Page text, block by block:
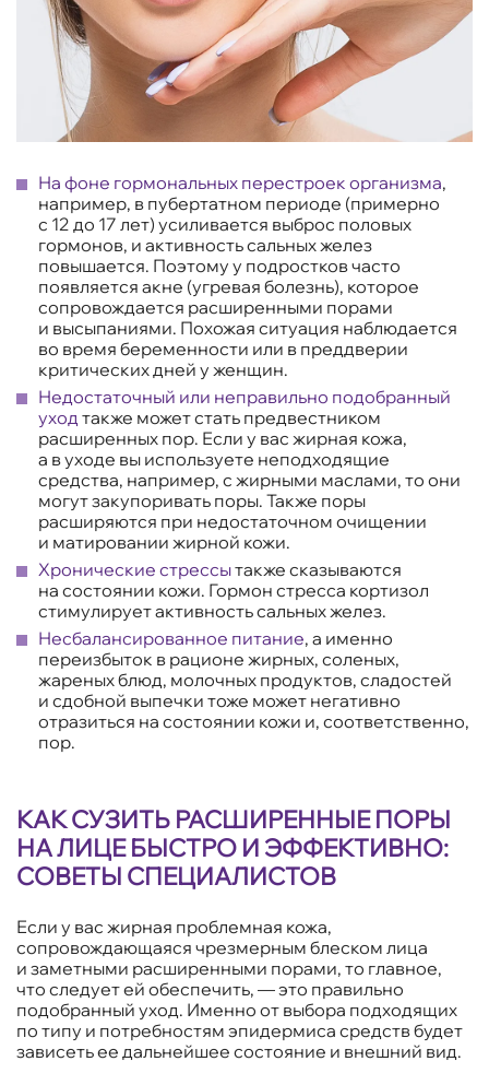
На фоне гормональных перестроек организма,
например, в пубертатном периоде (примерно
с 12 до 17 лет) усиливается выброс половых
гормонов, и активность сальных желез
повышается. Поэтому у подростков часто
появляется акне (угревая болезнь), которое
сопровождается расширенными порами
и высыпаниями. Похожая ситуация наблюдается
во время беременности или в преддверии
критических дней у женщин.
Недостаточный или неправильно подобранный
уход также может стать предвестником
расширенных пор. Если у вас жирная кожа,
а в уходе вы используете неподходящие
средства, например, с жирными маслами, то они
могут закупоривать поры. Также поры
расширяются при недостаточном очищении
и матировании жирной кожи.
Хронические стрессытакже сказываются
на состоянии кожи. Гормон стресса кортизол
стимулирует активность сальных желез.
Несбалансированное питание, а именно
переизбыток в рационе жирных, соленых,
жареных блюд, молочных продуктов, сладостей
и сдобной выпечки тоже может негативно
отразиться на состоянии кожи и, соответственно,
пор.
КАК СУЗИТЬ РАСШИРЕННЫЕ ПОРЫ
НА ЛИЦЕ БЫСТРО И ЭФФЕКТИВНО:
СОВЕТЫ СПЕЦИАЛИСТОВ
Если у вас жирная проблемная кожа,
сопровождающаяся чрезмерным блеском лица
и заметными расширенными порами, то главное,
что следует ей обеспечить, — это правильно
подобранный уход. Именно от выбора подходящих
по типу и потребностям эпидермиса средств будет
зависеть ее дальнейшее состояние и внешний вид.